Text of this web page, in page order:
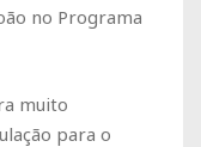
no Programa
muito
para o